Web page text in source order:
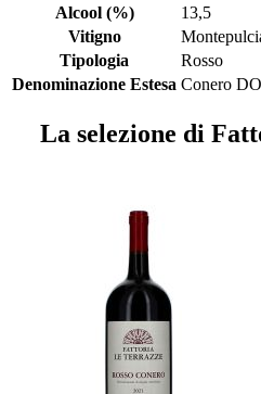
Alcool (%)
13,5
Vitigno
Tipologia
Rosso
Denominazione Estesa Conero
La selezione di